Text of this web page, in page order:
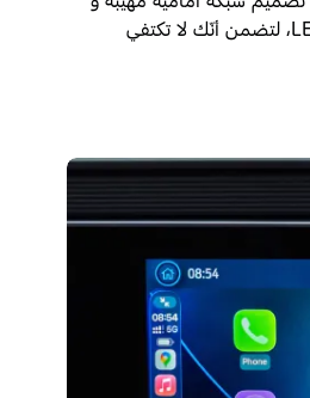
زوج من المصابيح الأماميّة الملفتة الجديدة كليًا والعاملة بتقنيّة LED، لتضمن أنّك لا تكتفي